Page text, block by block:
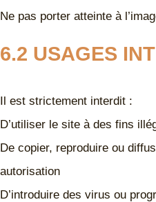
Ne pas porter atteinte à
6.2 USAGES
Il est strictement interdit :
D’utiliser le site à des fins
De copier, reproduire ou
autorisation
D’introduire des virus ou